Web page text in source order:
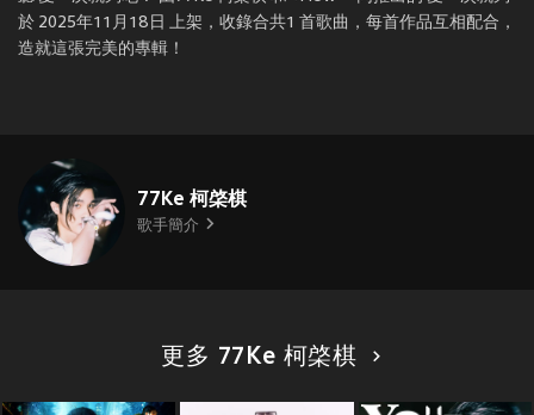
於 2025年11月18日 上架，收錄合共1 首歌曲，每首作品互相配合，
造就這張完美的專輯！
77Ke 柯棨棋
歌手簡介
更多 77Ke 柯棨棋